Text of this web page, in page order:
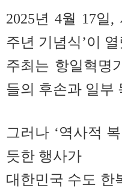
2025년 4월 17일
주년 기념식’이
주최는 항일혁명
들의 후손과 일부
그러나 ‘역사적
듯한 행사가
대한민국 수도 한